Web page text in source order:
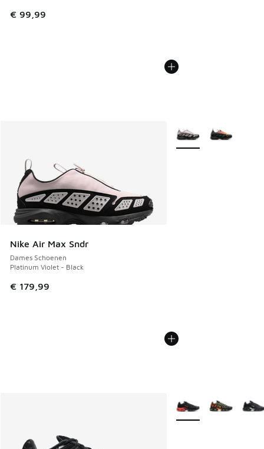
€ 99,99
Nike Air Max Sndr
Dames Schoenen
Platinum Violet - Black
€ 179,99
Meer kleuren
Meer kleuren